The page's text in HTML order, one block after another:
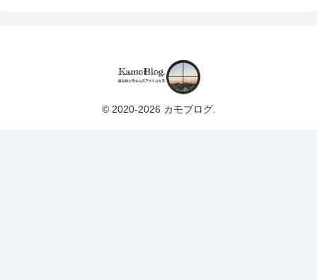
© 2020-2026 カモブログ.